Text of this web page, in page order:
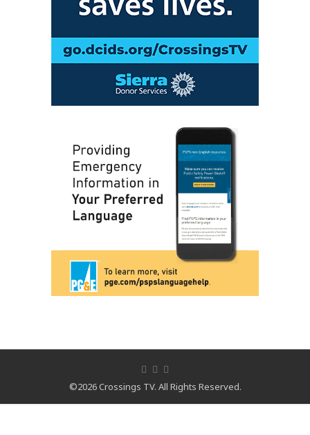
©2026 Crossings TV. All Rights Reserved.